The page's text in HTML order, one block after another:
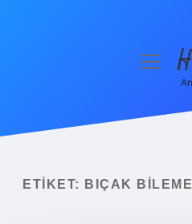
Yasal Uyarı
menüyü
ETIKET: BIÇAK